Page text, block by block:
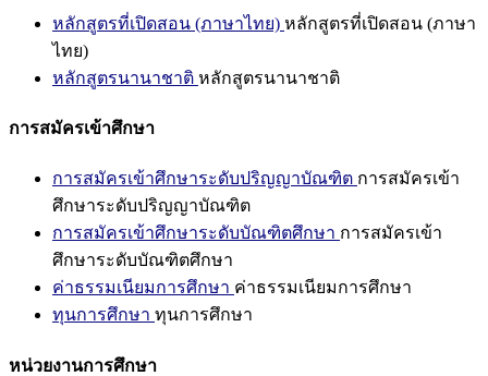
หลักสูตรที่เปิดสอน (ภาษาไทย) หลักสูตรที่เปิดสอน (ภาษา
ไทย)
หลักสูตรนานาชาติ หลักสูตรนานาชาติ
การสมัครเข้าศึกษา
การสมัครเข้าศึกษาระดับปริญญาบัณฑิต การสมัครเข้า
ศึกษาระดับปริญญาบัณฑิต
การสมัครเข้าศึกษาระดับบัณฑิตศึกษา การสมัครเข้า
ศึกษาระดับบัณฑิตศึกษา
ค่าธรรมเนียมการศึกษา ค่าธรรมเนียมการศึกษา
ทุนการศึกษา ทุนการศึกษา
หน่วยงานการศึกษา